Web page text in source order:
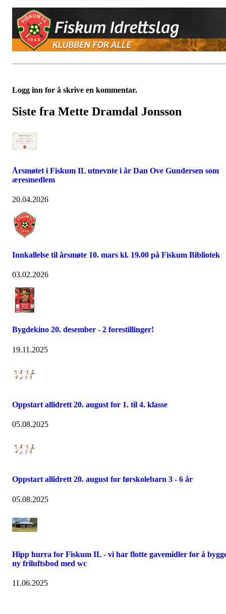
Logg inn for å skrive en kommentar.
Siste fra Mette Dramdal Jonsson
Årsmøtet i Fiskum IL utnevnte i år Dan Ove Gundersen som
æresmedlem
20.04.2026
Innkallelse til årsmøte 10. mars kl. 19.00 på Fiskum Bibliotek
03.02.2026
Bygdekino 20. desember - 2 forestillinger!
19.11.2025
Oppstart allidrett 20. august for 1. til 4. klasse
05.08.2025
Oppstart allidrett 20. august for førskolebarn 3 - 6 år
05.08.2025
Hipp hurra for Fiskum IL - vi har flotte gavemidler for å
ny friluftsbod med wc
11.06.2025